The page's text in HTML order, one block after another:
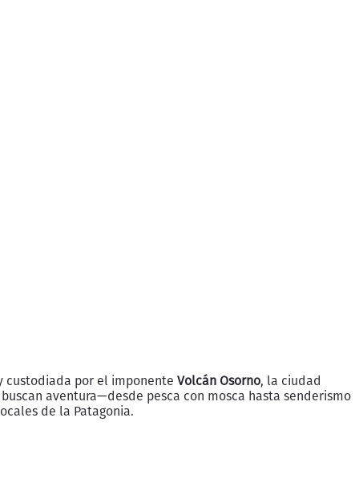
custodiada por el imponente Volcán Osorno, la ciudad
aventura—desde pesca con mosca hasta senderismo
de la Patagonia.